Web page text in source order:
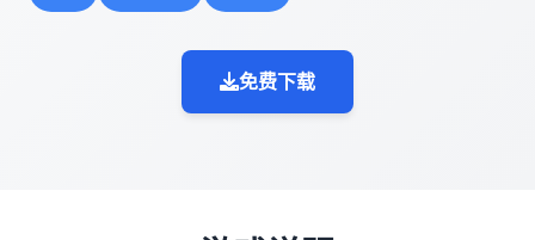
免费下载